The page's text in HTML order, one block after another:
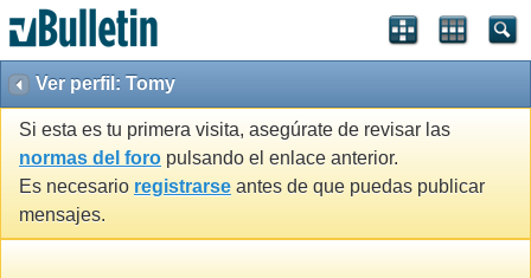
Ver perfil: Tomy
Si esta es tu primera visita, asegúrate de revisar las
normas del foro pulsando el enlace anterior.
Es necesario registrarse antes de que puedas publicar
mensajes.